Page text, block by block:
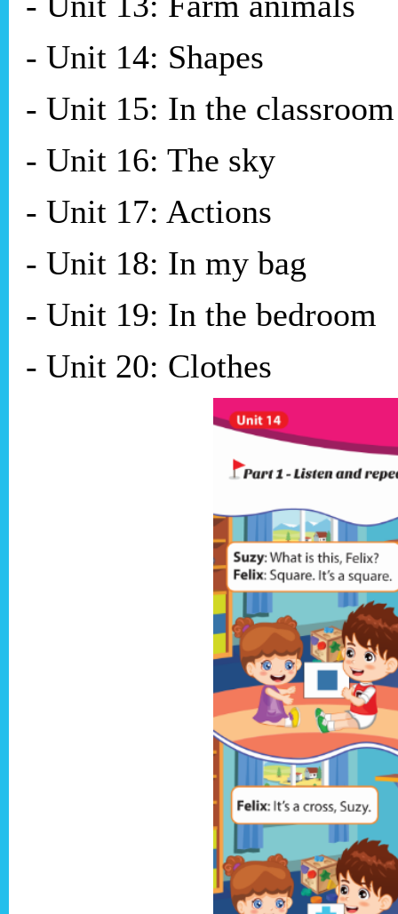
- Unit 14: Shapes
- Unit 15: In the classroom
- Unit 16: The sky
- Unit 17: Actions
- Unit 18: In my bag
- Unit 19: In the bedroom
- Unit 20: Clothes